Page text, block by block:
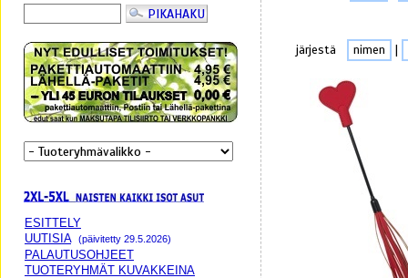
ESITTELY
UUTISIA
(päivitetty 29.5.2026)
PALAUTUSOHJEET
TUOTERYHMÄT KUVAKKEINA
järjestä nimen